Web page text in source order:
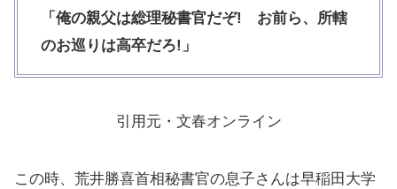
「俺の親父は総理秘書官だぞ! お前ら、所轄
のお巡りは高卒だろ!」
引用元・文春オンライン
この時、荒井勝喜首相秘書官の息子さんは早稲田大学